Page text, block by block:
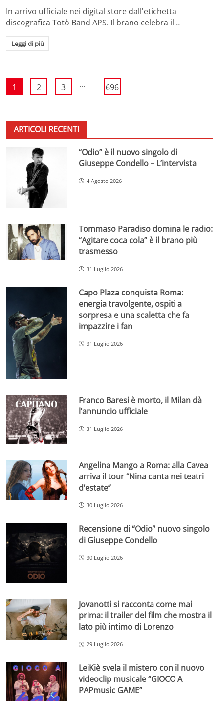
In arrivo ufficiale nei digital store dall'etichetta
discografica Totò Band APS. Il brano celebra il…
Leggi di più
1 2 3 ... 696
ARTICOLI RECENTI
“Odio” è il nuovo singolo di
Giuseppe Condello – L’intervista
4 Agosto 2026
Tommaso Paradiso domina le radio:
“Agitare coca cola” è il brano più
trasmesso
31 Luglio 2026
Capo Plaza conquista Roma:
energia travolgente, ospiti a
sorpresa e una scaletta che fa
impazzire i fan
31 Luglio 2026
Franco Baresi è morto, il Milan dà
l’annuncio ufficiale
31 Luglio 2026
Angelina Mango a Roma: alla Cavea
arriva il tour “Nina canta nei teatri
d’estate”
30 Luglio 2026
Recensione di “Odio” nuovo singolo
di Giuseppe Condello
30 Luglio 2026
Jovanotti si racconta come mai
prima: il trailer del film che mostra il
lato più intimo di Lorenzo
29 Luglio 2026
LeiKiè svela il mistero con il nuovo
videoclip musicale “GIOCO A
PAPmusic GAME”